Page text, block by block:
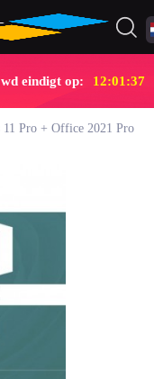
eindigt op: 12:01:36
11 Pro + Office 2021 Pro